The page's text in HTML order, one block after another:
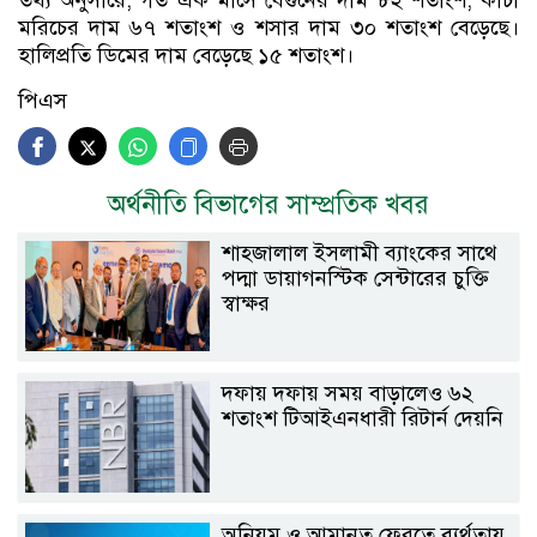
মরিচের দাম ৬৭ শতাংশ ও শসার দাম ৩০ শতাংশ বেড়েছে।
হালিপ্রতি ডিমের দাম বেড়েছে ১৫ শতাংশ।
পিএস
অর্থনীতি বিভাগের সাম্প্রতিক খবর
শাহ্জালাল ইসলামী ব্যাংকের সাথে
পদ্মা ডায়াগনস্টিক সেন্টারের চুক্তি
স্বাক্ষর
দফায় দফায় সময় বাড়ালেও ৬২
শতাংশ টিআইএনধারী রিটার্ন দেয়নি